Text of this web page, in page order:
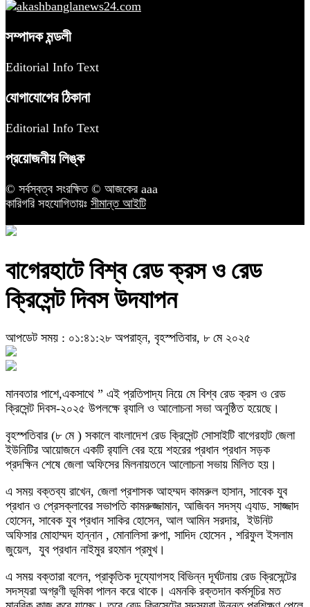
সম্পাদক মন্ডলী
Editorial Info Text
যোগাযোগের ঠিকানা
Editorial Info Text
প্রয়োজনীয় লিঙ্ক
© সর্বস্বত্ব সংরক্ষিত © আজকের aaa
কারিগরি সহযোগিতায়ঃ সীমান্ত আইটি
বাগেরহাটে বিশ্ব রেড ক্রস ও রেড
ক্রিসেন্ট দিবস উদযাপন
আপডেট সময় : ০১:৪১:২৮ অপরাহ্ন, বৃহস্পতিবার, ৮ মে ২০২৫
মানবতার পাশে,একসাথে ” এই প্রতিপাদ্য নিয়ে মে বিশ্ব রেড ক্রস ও রেড
ক্রিসেন্ট দিবস-২০২৫ উপলক্ষে র‍্যালি ও আলোচনা সভা অনুষ্ঠিত হয়েছে।
বৃহস্পতিবার (৮ মে ) সকালে বাংলাদেশ রেড ক্রিসেন্ট সোসাইটি বাগেরহাট জেলা
ইউনিটির আয়োজনে একটি র‍্যালি বের হয়ে শহরের প্রধান প্রধান সড়ক
প্রদক্ষিন শেষে জেলা অফিসের মিলনায়তনে আলোচনা সভায় মিলিত হয়।
এ সময় বক্তব্য রাখেন, জেলা প্রশাসক আহম্মদ কামরুল হাসান, সাবেক যুব
প্রধান ও প্রেসক্লাবের সভাপতি কামরুজ্জামান, আজিবন সদস্য এ্যাড. সাজ্জাদ
হোসেন, সাবেক যুব প্রধান সাকির হোসেন, আল আমিন সরদার, ইউনিট
অফিসার মোহাম্মদ হান্নান , মোনালিসা রুপা, সাদিদ হোসেন , শরিফুল ইসলাম
জুয়েল, যুব প্রধান নাইমুর রহমান প্রমুখ।
এ সময় বক্তারা বলেন, প্রাকৃতিক দূয্যোগসহ বিভিন্ন দূর্ঘটনায় রেড ক্রিসেন্টের
সদস্যরা অগ্রণী ভূমিকা পালন করে থাকে। এমনকি রক্তদান কর্মসূচির মত